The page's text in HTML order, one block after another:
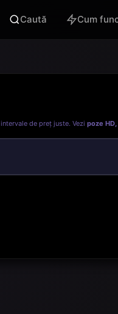
Caută Cum
intervale de preț juste. Vezi poze